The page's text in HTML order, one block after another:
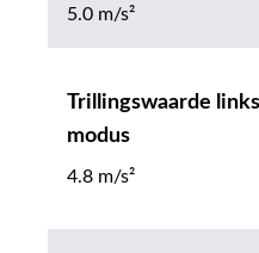
5.0 m/s²
Trillingswaarde
modus
4.8 m/s²